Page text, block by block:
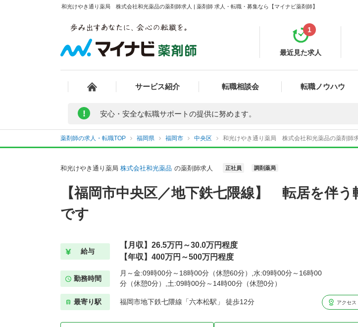
和光けやき通り薬局 株式会社和光薬品の薬剤師求人 | 薬剤師 求人・転職・募集なら【マイナビ薬剤師】
最近見た求人
1
サービス紹介 転職相談会 転職ノウハウ
! 安心・安全な転職サポートの提供に努めます。
薬剤師の求人・転職TOP 福岡県 福岡市 中央区 和光けやき通り薬局 株式会社和光薬品の薬剤師
和光けやき通り薬局 株式会社和光薬品 の薬剤師求人 正社員 調剤薬局
【福岡市中央区／地下鉄七隈線】 転居を伴
です
給与
【月収】26.5万円～30.0万円程度
【年収】400万円～500万円程度
勤務時間
月～金:09時00分～18時00分（休憩60分）,水:09時00分～16時00
分（休憩0分）,土:09時00分～14時00分（休憩0分）
最寄り駅 福岡市地下鉄七隈線「六本松駅」 徒歩12分 アクセス